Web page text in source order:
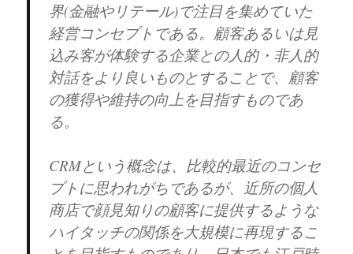
界(金融やリテール)で注目を集めていた
経営コンセプトである。顧客あるいは見
込み客が体験する企業との人的・非人的
対話をより良いものとすることで、顧客
の獲得や維持の向上を目指すものであ
る。
CRMという概念は、比較的最近のコンセ
プトに思われがちであるが、近所の個人
商店で顔見知りの顧客に提供するような
ハイタッチの関係を大規模に再現するこ